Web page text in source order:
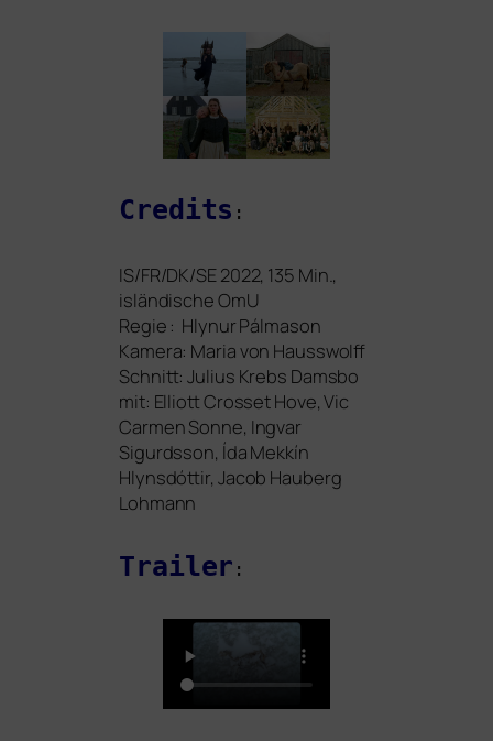
Credits :
IS/FR/DK/SE2022, 135 Min.,
islän­di­sche OmU
Regie : Hlynur Pálmason
Kamera: Maria von Hausswolff
Schnitt: Julius Krebs Damsbo
mit: Elliott Crosset Hove, Vic
Carmen Sonne, Ingvar
Sigurdsson, Ída Mekkín
Hlynsdóttir, Jacob Hauberg
Lohmann
Trailer :